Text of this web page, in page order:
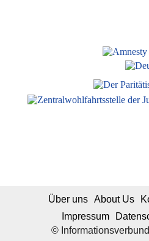
©
Über uns About Us
Impressum